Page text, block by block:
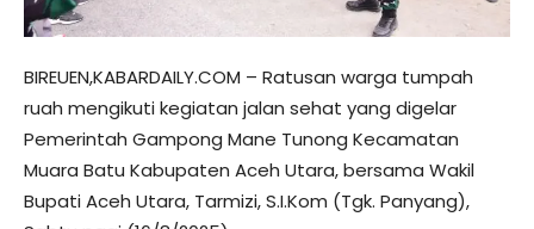
BIREUEN,KABARDAILY.COM – Ratusan warga tumpah
ruah mengikuti kegiatan jalan sehat yang digelar
Pemerintah Gampong Mane Tunong Kecamatan
Muara Batu Kabupaten Aceh Utara, bersama Wakil
Bupati Aceh Utara, Tarmizi, S.I.Kom (Tgk. Panyang),